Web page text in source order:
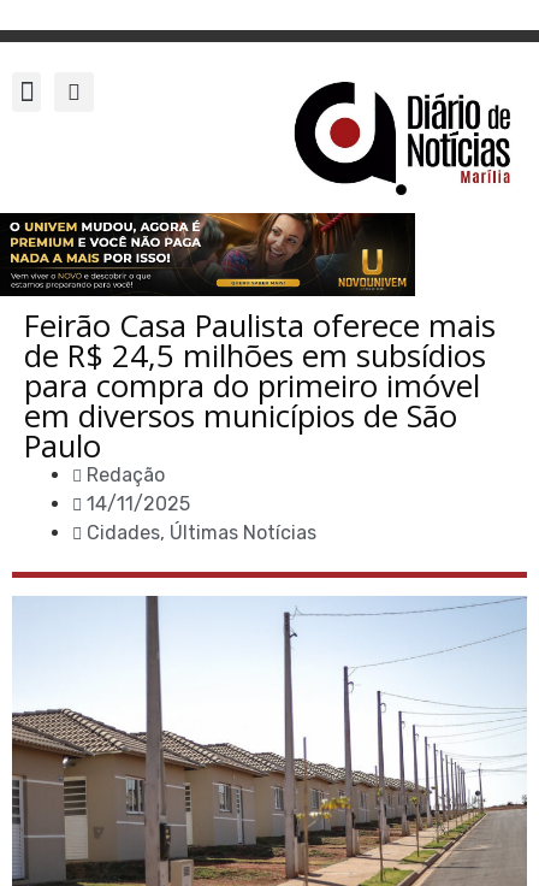
Feirão Casa Paulista oferece mais
de R$ 24,5 milhões em subsídios
para compra do primeiro imóvel
em diversos municípios de São
Paulo
Redação
14/11/2025
Cidades, Últimas Notícias